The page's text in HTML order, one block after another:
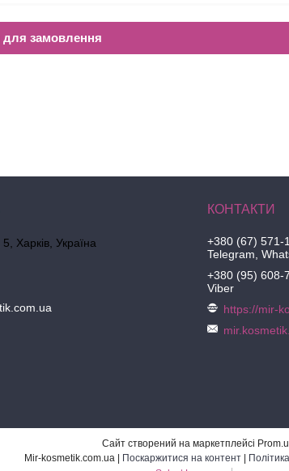
для замовлення
Харків, Україна
+380 (67) 571-
Telegram,
+380 (95) 608-
Viber
https://mir-
Сайт створений на маркетплейсі
Mir-kosmetik.com.ua | Поскаржитися на контент |